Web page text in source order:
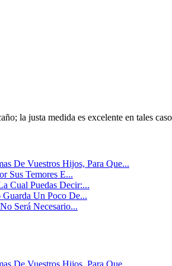
la justa medida es excelente en tales
De Vuestros Hijos, Para Que...
Sus Temores E...
Cual Puedas Decir:...
Un Poco De...
Será Necesario...
De Vuestros Hijos, Para Que...